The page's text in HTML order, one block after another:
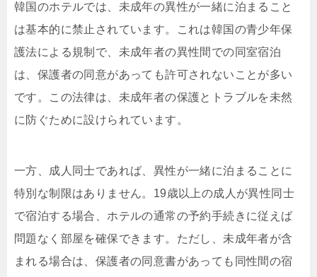
韓国のホテルでは、未成年の異性が一緒に泊まること
は基本的に禁止されています。これは韓国の青少年保
護法による規制で、未成年者の異性間での同室宿泊
は、保護者の同意があっても許可されないことが多い
です。この法律は、未成年者の保護とトラブルを未然
に防ぐために設けられています。
一方、成人同士であれば、異性が一緒に泊まることに
特別な制限はありません。19歳以上の成人が異性同士
で宿泊する場合、ホテルの通常の予約手続きに従えば
問題なく部屋を確保できます。ただし、未成年者が含
まれる場合は、保護者の同意書があっても同性間の宿